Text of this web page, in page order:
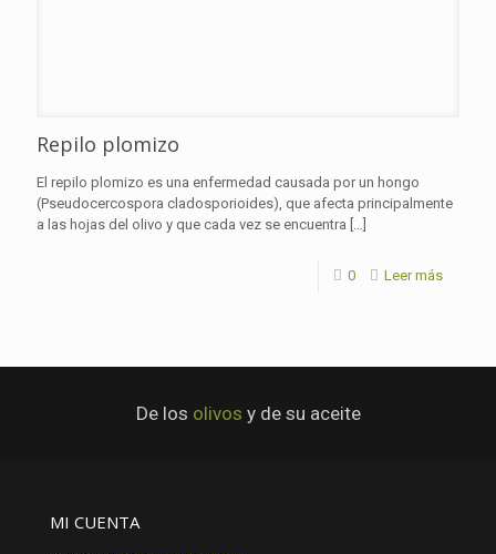
Repilo plomizo
El repilo plomizo es una enfermedad causada por un hongo
(Pseudocercospora cladosporioides), que afecta principalmente
a las hojas del olivo y que cada vez se encuentra […]
0 Leer más
De los olivos y de su aceite
MI CUENTA